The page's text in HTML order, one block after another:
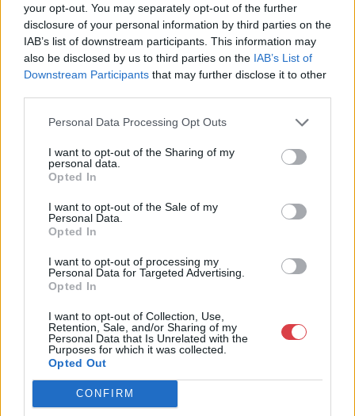
your opt-out. You may separately opt-out of the further
disclosure of your personal information by third parties on the
IAB’s list of downstream participants. This information may
also be disclosed by us to third parties on the IAB’s List of
Downstream Participants that may further disclose it to other
Personal Data Processing Opt Outs
I want to opt-out of the Sharing of my
personal data.
Opted In
I want to opt-out of the Sale of my
Personal Data.
Opted In
I want to opt-out of processing my
Personal Data for Targeted Advertising.
Opted In
I want to opt-out of Collection, Use,
Retention, Sale, and/or Sharing of my
Personal Data that Is Unrelated with the
Purposes for which it was collected.
Opted Out
CONFIRM
Aukciósház
Cím: Müller Márta
Nagyházi Galéria és Aukciósház
Kft.
1055 Budapest, Balaton utca 8.
4756005
http://www.nagyhazi.hu
Bemutatkozás: Magas színvonalú festmények és műtárgyak,
néprajzi tárgyak értékesítése és aukcionálása. Hagyatékok és
gyűjtemények árverezése. Ingyenes értékbecslés. Árveréseinkre
GALÉRIA TOVÁBBI MŰTÁRGYAI